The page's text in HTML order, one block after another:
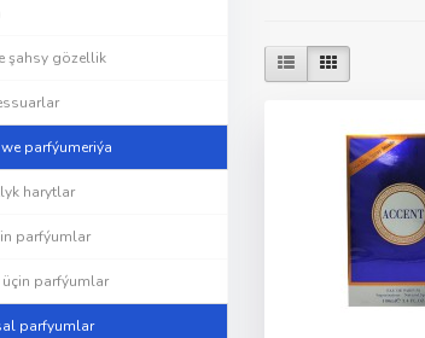
şahsy gözellik
parfýumeriýa
harytlar
parfýumlar
üçin parfýumlar
parfyumlar